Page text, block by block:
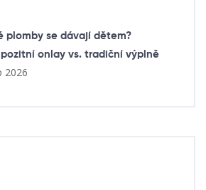
plomby se dávají dětem?
onlay vs. tradiční výplně
2026